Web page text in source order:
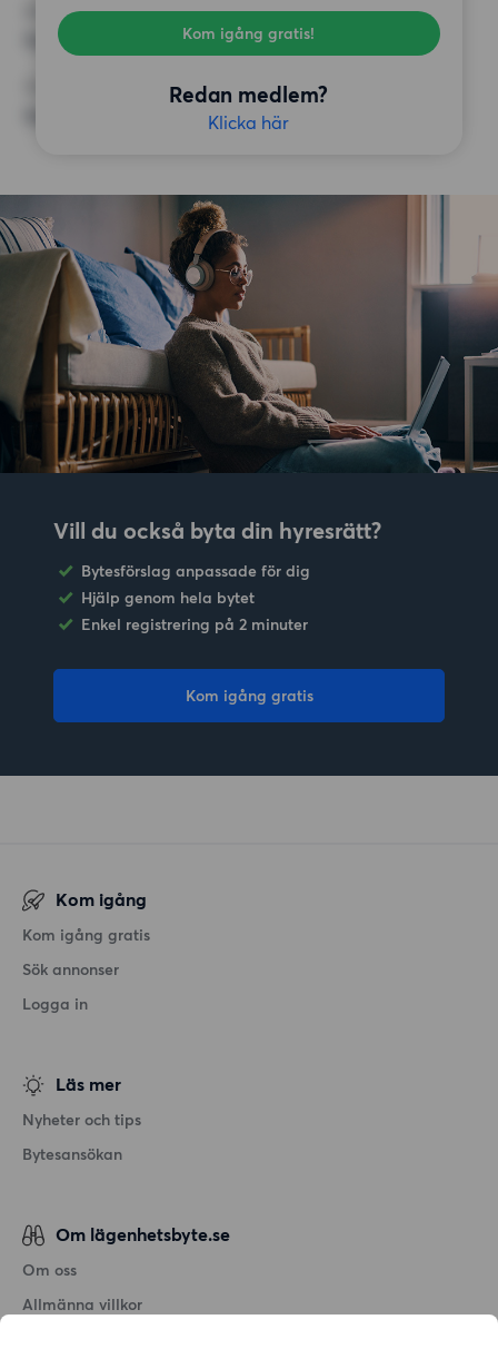
Kom igång gratis!
Redan medlem?
Klicka här
Inga speciella krav
ÖVRIGA PREFERENSER
Inga speciella preferenser
Vill du också byta din hyresrätt?
Bytesförslag anpassade för dig
Hjälp genom hela bytet
Enkel registrering på 2 minuter
Kom igång gratis
Kom igång
Kom igång gratis
Sök annonser
Logga in
Läs mer
Nyheter och tips
Bytesansökan
Om lägenhetsbyte.se
Om oss
Allmänna villkor